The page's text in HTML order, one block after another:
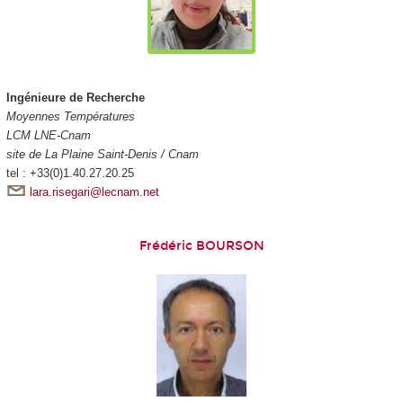
Ingénieure de Recherche
Moyennes Températures
LCM LNE-Cnam
site de La Plaine Saint-Denis / Cnam
tel : +33(0)1.40.27.20.25
lara.risegari@lecnam.net
Frédéric BOURSON